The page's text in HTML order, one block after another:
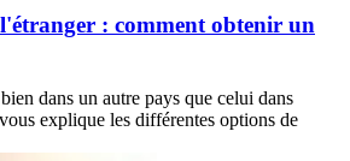
: comment obtenir un
dans un autre pays que celui dans
explique les différentes options de